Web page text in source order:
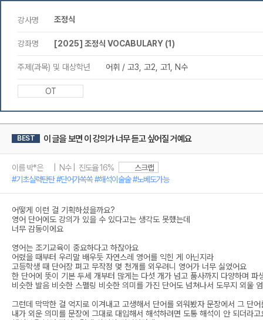
강사명 조정식
강좌명 [2025] 조정식 VOCABULARY (1)
주제(과목) 및 대상학년 어휘 / 고3, 고2, 고1, N수
OT
BEST 이 글을 보면 이 강의가 너무 듣고 싶어질 거예요
이름 박*은 | N수 | 진도율 16%
스크랩
#기초실력탄탄 #단어가쏙쏙 #해석이술술 #노베도가능
어떻게 이런 걸 기획하셨을까요?
영어 단어에도 강의가 있을 수 있다고는 생각도 못했는데
너무 감동이에요
영어는 조기교육이 중요하다고 하잖아요
어렸을 때부터 우리말 배우듯 자연스레 영어를 익힌 게 아닌지라
고등학생 때 단어장 펴고 무작정 몇 천개를 외우려니 영어가 너무 싫었어요
한 단어에 뜻이 기본 두세 개부터 많게는 다섯 개가 넘고 품사까지 다양하며 파
비슷한 발음 비슷한 스펠링 비슷한 의미를 가진 단어도 넘쳐나서 도무지 외울
그런데 막막한 걸 억지로 이겨내고 고생해서 단어를 외워봤자 문장에서 그 단
내가 외운 의미를 문장에 그대로 대입해서 해석하려면 도통 해석이 안 되더라고